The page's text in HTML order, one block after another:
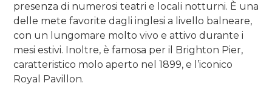
presenza di numerosi teatri e locali notturni. È una
delle mete favorite dagli inglesi a livello balneare,
con un lungomare molto vivo e attivo durante i
mesi estivi. Inoltre, è famosa per il Brighton Pier,
caratteristico molo aperto nel 1899, e l’iconico
Royal Pavillon.